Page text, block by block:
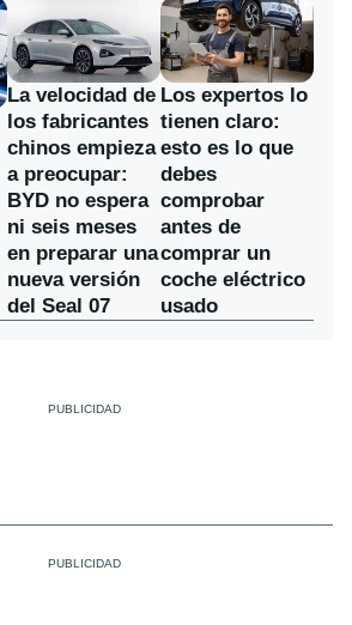
La velocidad de
los fabricantes
chinos empieza
a preocupar:
BYD no espera
ni seis meses
en preparar una
nueva versión
del Seal 07
Los expertos lo
tienen claro:
esto es lo que
debes
comprobar
antes de
comprar un
coche eléctrico
usado